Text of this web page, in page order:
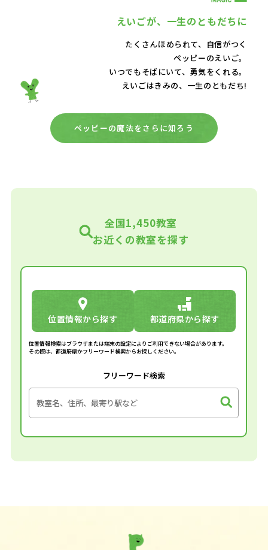
えいごが、 一生のともだちに
たくさんほめられて、自信がつく
ペッピーのえいご。
いつでもそばにいて、 勇気をくれる。
えいごはきみの、一生のともだち!
ペッピーの魔法をさらに知ろう
全国1,450教室
お近くの教室を探す
位置情報から探す 都道府県から探す
位置情報検索はブラウザまたは端末の設定によりご利用できない場合があります。
その際は、都道府県かフリーワード検索からお探しください。
フリーワード検索